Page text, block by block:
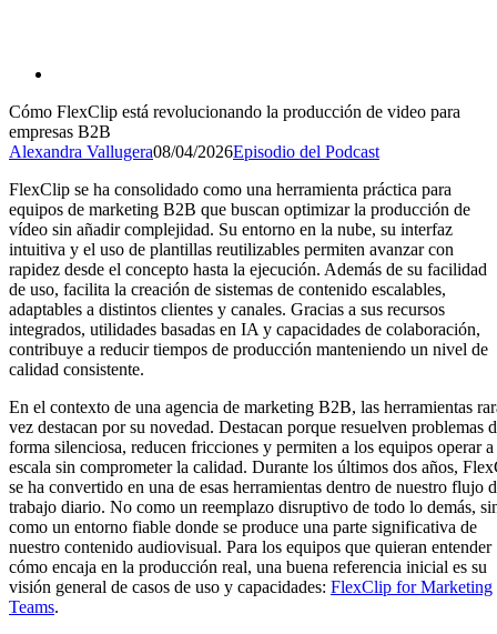
Cómo FlexClip está revolucionando la producción de video para
empresas B2B
Alexandra Vallugera08/04/2026Episodio del Podcast
FlexClip se ha consolidado como una herramienta práctica para
equipos de marketing B2B que buscan optimizar la producción de
vídeo sin añadir complejidad. Su entorno en la nube, su interfaz
intuitiva y el uso de plantillas reutilizables permiten avanzar con
rapidez desde el concepto hasta la ejecución. Además de su facilidad
de uso, facilita la creación de sistemas de contenido escalables,
adaptables a distintos clientes y canales. Gracias a sus recursos
integrados, utilidades basadas en IA y capacidades de colaboración,
contribuye a reducir tiempos de producción manteniendo un nivel de
calidad consistente.
En el contexto de una agencia de marketing B2B, las herramientas
vez destacan por su novedad. Destacan porque resuelven problemas
forma silenciosa, reducen fricciones y permiten a los equipos operar a
escala sin comprometer la calidad. Durante los últimos dos años,
se ha convertido en una de esas herramientas dentro de nuestro flujo
trabajo diario. No como un reemplazo disruptivo de todo lo demás,
como un entorno fiable donde se produce una parte significativa de
nuestro contenido audiovisual. Para los equipos que quieran entender
cómo encaja en la producción real, una buena referencia inicial es su
visión general de casos de uso y capacidades: FlexClip for Marketing
Teams.